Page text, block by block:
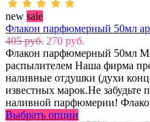
new sale
Флакон парфюмерный 50мл
405 руб. 270 руб.
Флакон парфюмерный 50мл
распылителем Наша фирма
наливные отдушки (духи
известных марок.Не забудьте
наливной парфюмерии!
Выбрать опции